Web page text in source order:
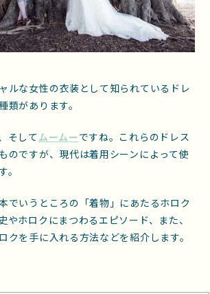
ルな女性の衣装として知られているドレ
類があります。
そして ムームーですね。これらのドレス
のですが、現代は着用シーンによって使
。
でいうところの「着物」にあたるホロク
やホロクにまつわるエピソード、また、
クを手に入れる方法などを紹介します。